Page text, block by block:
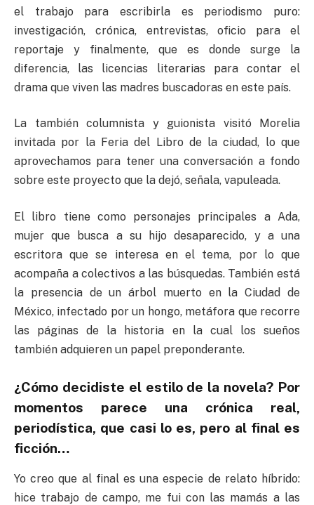
el trabajo para escribirla es periodismo puro:
investigación, crónica, entrevistas, oficio para el
reportaje y finalmente, que es donde surge la
diferencia, las licencias literarias para contar el
drama que viven las madres buscadoras en este país.
La también columnista y guionista visitó Morelia
invitada por la Feria del Libro de la ciudad, lo que
aprovechamos para tener una conversación a fondo
sobre este proyecto que la dejó, señala, vapuleada.
El libro tiene como personajes principales a Ada,
mujer que busca a su hijo desaparecido, y a una
escritora que se interesa en el tema, por lo que
acompaña a colectivos a las búsquedas. También está
la presencia de un árbol muerto en la Ciudad de
México, infectado por un hongo, metáfora que recorre
las páginas de la historia en la cual los sueños
también adquieren un papel preponderante.
¿Cómo decidiste el estilo de la novela? Por
momentos parece una crónica real,
periodística, que casi lo es, pero al final es
ficción…
Yo creo que al final es una especie de relato híbrido:
hice trabajo de campo, me fui con las mamás a las